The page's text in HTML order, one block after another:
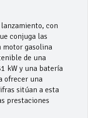
con
conjuga las
motor gasolina
de una
kW y una batería
ofrecer una
sitúan a esta
prestaciones